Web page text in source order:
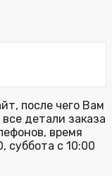
после чего Вам
детали заказа
время
суббота с 10:00